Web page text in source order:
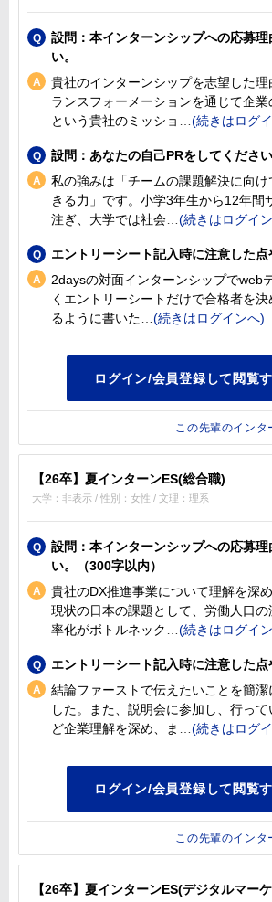
設問：本インターンシップへの応募理
い。
貴社のインターンシップを志望した理
ランスフォーメーションを通じて企
という貴社のミッショ
設問：あなたの自己PRをしてください
私の強みは「チームの課題解決に向
きる力」です。小学3年生から12年間
注ぎ、大学では社会
エントリーシート記入時に注意した点
2daysの対面インターンシップでweb
くエントリーシートだけで合格者を
るように書いた
この先輩のインタ
【26卒】夏インターンES(総合職)
大学：非表示 / 性別：女性 / 文理：理系
設問：本インターンシップへの応募理
い。（300字以内）
貴社のDX推進事業について理解を深
現状の日本の課題として、労働人口
率化がボトルネック
エントリーシート記入時に注意した点
結論ファーストで伝えたいことを簡
した。また、説明会に参加し、行っ
ど企業理解を深め、ま
この先輩のインタ
【26卒】夏インターンES(デジタルマー